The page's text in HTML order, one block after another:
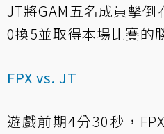
JT將GAM五名成員擊
0換5並取得本場比賽的
FPX vs. JT
遊戲前期4分30秒，